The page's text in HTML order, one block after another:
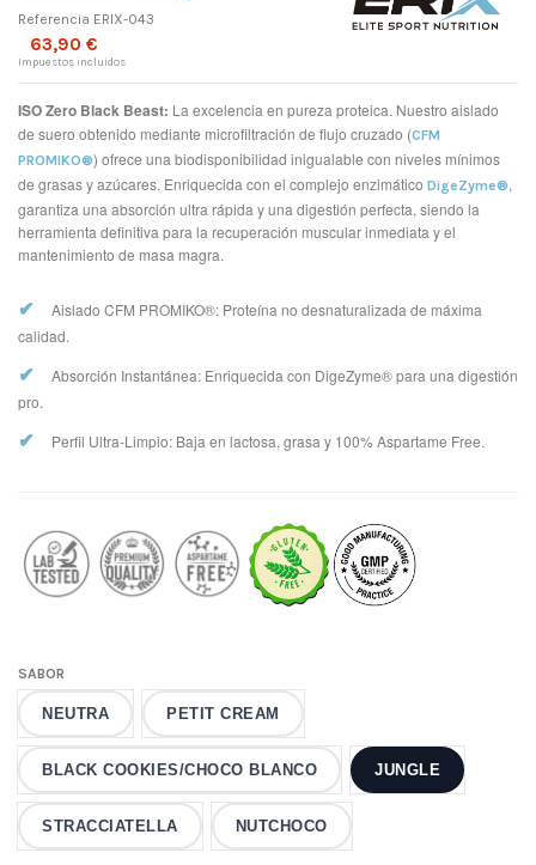
Referencia ERIX-043
63,90 €
Impuestos incluidos
ISO Zero Black Beast: La excelencia en pureza proteica. Nuestro aislado
de suero obtenido mediante microfiltración de flujo cruzado (CFM
PROMIKO®) ofrece una biodisponibilidad inigualable con niveles mínimos
de grasas y azúcares. Enriquecida con el complejo enzimático DigeZyme®,
garantiza una absorción ultra rápida y una digestión perfecta, siendo la
herramienta definitiva para la recuperación muscular inmediata y el
mantenimiento de masa magra.
✔
Aislado CFM PROMIKO®: Proteína no desnaturalizada de máxima
calidad.
✔
Absorción Instantánea: Enriquecida con DigeZyme® para una digestión
pro.
✔ Perfil Ultra-Limpio: Baja en lactosa, grasa y 100% Aspartame Free.
SABOR
NEUTRA PETIT CREAM
BLACK COOKIES/CHOCO BLANCO JUNGLE
STRACCIATELLA NUTCHOCO